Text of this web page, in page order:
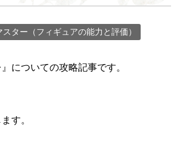
スター（フィギュアの能力と評価）
についての攻略記事です。
す。